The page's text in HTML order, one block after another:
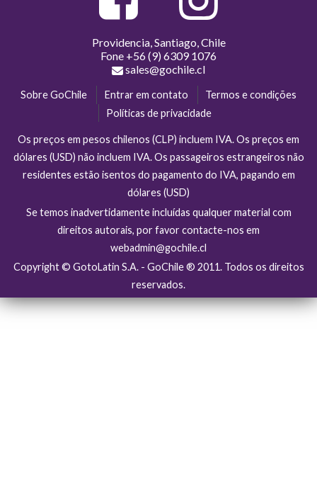
Providencia, Santiago, Chile
Fone +56 (9) 6309 1076
sales@gochile.cl
Sobre GoChile Entrar em contato
Termos e condições
Políticas de privacidade
Os preços em pesos chilenos (CLP) incluem IVA. Os preços em
dólares (USD) não incluem IVA. Os passageiros estrangeiros não
residentes estão isentos do pagamento do IVA, pagando em
dólares (USD)
Se temos inadvertidamente incluídas qualquer material com
direitos autorais, por favor contacte-nos em
webadmin@gochile.cl
Copyright © GotoLatin S.A. - GoChile ® 2011. Todos os direitos
reservados.